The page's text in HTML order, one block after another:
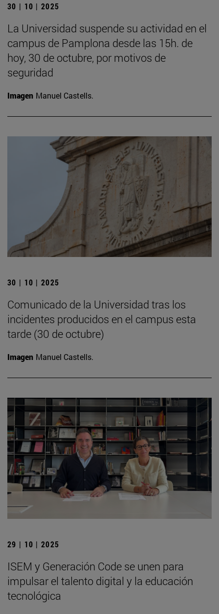
30 | 10 | 2025
La Universidad suspende su actividad en el
campus de Pamplona desde las 15h. de
hoy, 30 de octubre, por motivos de
seguridad
Imagen Manuel Castells.
30 | 10 | 2025
Comunicado de la Universidad tras los
incidentes producidos en el campus esta
tarde (30 de octubre)
Imagen Manuel Castells.
29 | 10 | 2025
ISEM y Generación Code se unen para
impulsar el talento digital y la educación
tecnológica